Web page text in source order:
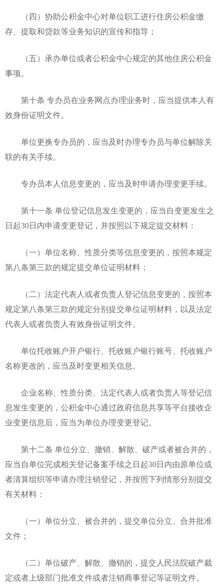
（四）协助公积金中心对单位职工进行住房公积金缴
存、提取和贷款等业务知识的宣传和指导；
（五）承办单位或者公积金中心规定的其他住房公积金
事项。
第十条 专办员在业务网点办理业务时，应当提供本人有
效身份证明文件。
单位更换专办员的，应当及时办理专办员与单位解除关
联的有关手续。
专办员本人信息变更的，应当及时申请办理变更手续。
第十一条 单位登记信息发生变更的，应当自变更发生之
日起30日内申请变更登记，并按照以下规定提交材料：
（一）单位名称、性质分类等信息变更的，按照本规定
第八条第三款的规定提交单位证明材料；
（二）法定代表人或者负责人登记信息变更的，按照本
规定第八条第三款的规定分别提交单位证明材料，以及法定
代表人或者负责人有效身份证明文件。
单位托收账户开户银行、托收账户银行账号、托收账户
名称更改的，应当及时变更相关信息。
企业名称、性质分类、法定代表人或者负责人等登记信
息发生变更的，公积金中心通过政府信息共享等平台接收企
业变更信息后，应当为单位办理变更登记。
第十二条 单位分立、撤销、解散、破产或者被合并的，
应当自单位完成相关登记备案手续之日起30日内由原单位或
者清算组织等申请办理注销登记，并按照下列情形分别提交
有关材料：
（一）单位分立、被合并的，提交单位分立、合并批准
文件；
（二）单位破产、解散、撤销的，提交人民法院破产裁
定或者上级部门批准文件或者注销商事登记等证明文件。